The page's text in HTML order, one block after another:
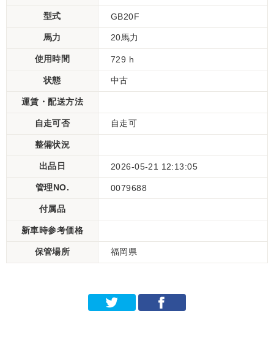
型式 GB20F
馬力 20馬力
使用時間 729 h
状態 中古
運賃・配送方法
自走可否 自走可
整備状況
出品日 2026-05-21 12:13:05
管理NO. 0079688
付属品
新車時参考価格
保管場所 福岡県